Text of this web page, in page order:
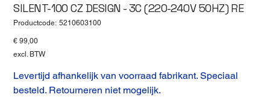
SILENT-100 CZ DESIGN - 3C (220-240V 50HZ) RE
Productcode: Productcode
5210603100
Prijs
€ 99,00
excl. BTW
Levertijd afhankelijk van voorraad fabrikant. Speciaal
besteld. Retourneren niet mogelijk.